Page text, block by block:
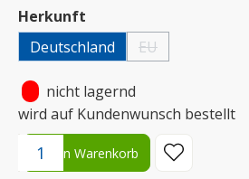
Herkunft
Deutschland
EU(Diese Option ist
nicht lagernd
wird auf Kundenwunsch bestellt
Produkt Anzahl: Gib den
In den Warenkorb